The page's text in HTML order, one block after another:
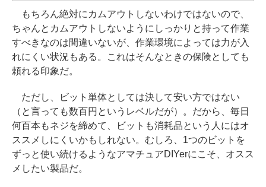
もちろん絶対にカムアウトしないわけではないので、
ちゃんとカムアウトしないようにしっかりと持って作業
すべきなのは間違いないが、作業環境によっては力が入
れにくい状況もある。これはそんなときの保険としても
頼れる印象だ。
ただし、ビット単体としては決して安い方ではない
（と言っても数百円というレベルだが）。だから、毎日
何百本もネジを締めて、ビットも消耗品という人にはオ
ススメしにくいかもしれない。むしろ、1つのビットを
ずっと使い続けるようなアマチュアDIYerにこそ、オスス
メしたい製品だ。